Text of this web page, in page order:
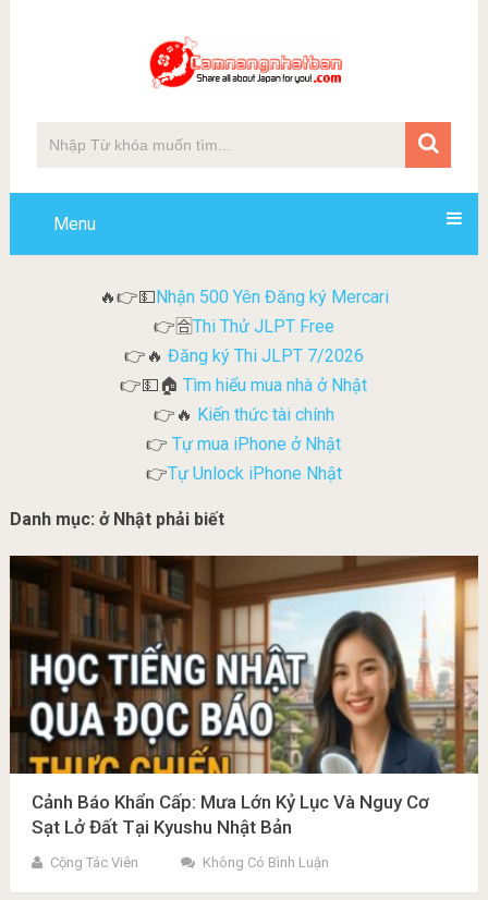
Menu
🔥👉💵Nhận 500 Yên Đăng ký Mercari
👉🈴Thi Thử JLPT Free
👉🔥 Đăng ký Thi JLPT 7/2026
👉💵🏠Tìm hiểu mua nhà ở Nhật
👉🔥 Kiến thức tài chính
👉 Tự mua iPhone ở Nhật
👉Tự Unlock iPhone Nhật
Danh mục: ở Nhật phải biết
Cảnh Báo Khẩn Cấp: Mưa Lớn Kỷ Lục Và Nguy Cơ
Sạt Lở Đất Tại Kyushu Nhật Bản
Cộng Tác Viên Không Có Bình Luận